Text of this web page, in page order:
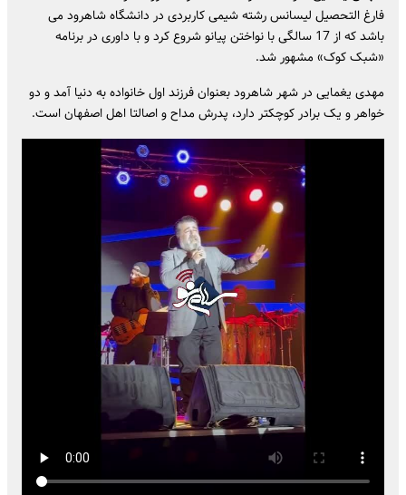
فارغ التحصیل لیسانس رشته شیمی کاربردی در دانشگاه شاهرود می
باشد که از 17 سالگی با نواختن پیانو شروع کرد و با داوری در برنامه
«شبک کوک» مشهور شد.
مهدی یغمایی در شهر شاهرود بعنوان فرزند اول خانواده به دنیا آمد و دو
خواهر و یک برادر کوچکتر دارد، پدرش مداح و اصالتا اهل اصفهان است.